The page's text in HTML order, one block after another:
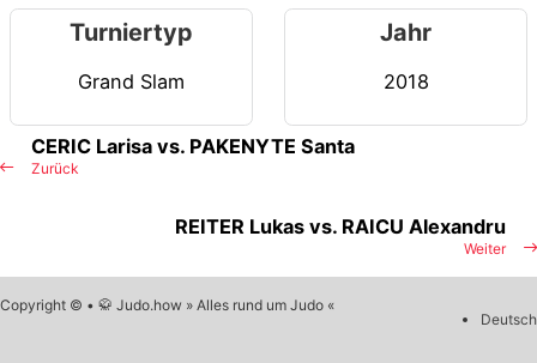
Turniertyp
Grand Slam
Jahr
2018
Zurück
CERIC Larisa vs. PAKENYTE Santa
Weiter
REITER Lukas vs. RAICU Alexandru
Copyright © • 🥋 Judo.how » Alles rund um Judo «
Deutsch